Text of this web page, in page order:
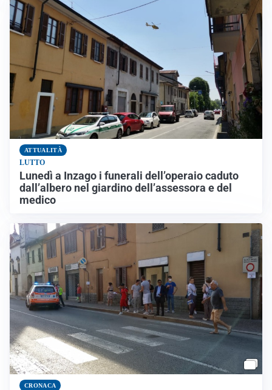
ATTUALITÀ
LUTTO
Lunedì a Inzago i funerali dell’operaio caduto
dall’albero nel giardino dell’assessora e del
medico
CRONACA